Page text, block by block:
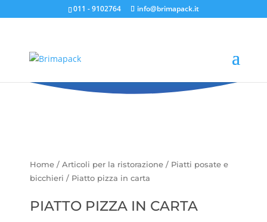
011 - 9102764 info@brimapack.it
Piatto pizza in carta
Home / Articoli per la ristorazione / Piatti posate e
bicchieri / Piatto pizza in carta
PIATTO PIZZA IN CARTA